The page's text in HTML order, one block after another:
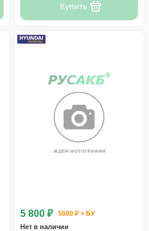
Купить
5 800 ₽
5500 ₽ + БУ
Нет в наличии